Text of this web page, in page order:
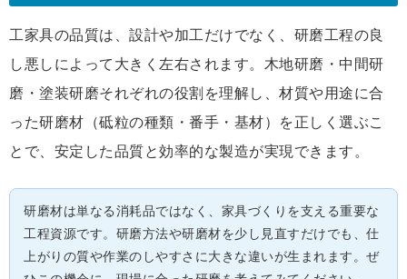
工家具の品質は、設計や加工だけでなく、研磨工程の良
し悪しによって大きく左右されます。木地研磨・中間研
磨・塗装研磨それぞれの役割を理解し、材質や用途に合
った研磨材（砥粒の種類・番手・基材）を正しく選ぶこ
とで、安定した品質と効率的な製造が実現できます。
研磨材は単なる消耗品ではなく、家具づくりを支える重要な
工程資源です。研磨方法や研磨材を少し見直すだけでも、仕
上がりの質や作業のしやすさに大きな違いが生まれます。ぜ